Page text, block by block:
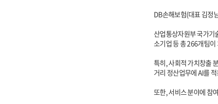
DB손해보험(대표 김정
산업통상자원부 국가기
소기업 등 총 266개팀
특히, 사회적 가치창출
거리 정산업무에 AI를
또한, 서비스 분야에 참